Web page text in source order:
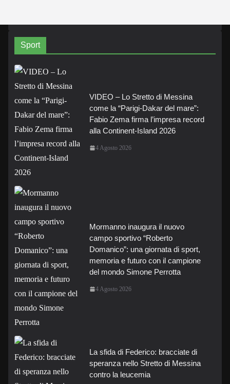
Sport
VIDEO – Lo Stretto di Messina
come la “Parigi-Dakar del mare”:
Fabio Zema firma l’impresa record
alla Continent-Island 2026
4 Agosto 2026
Mormanno inaugura il nuovo
campo sportivo “Roberto
Domanico”: una giornata di sport,
memoria e futuro con il campione
del mondo Simone Perrotta
4 Agosto 2026
La sfida di Federico: bracciate di
speranza nello Stretto di Messina
contro la leucemia